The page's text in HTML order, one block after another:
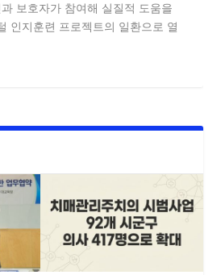
보호자가 참여해 실질적 도움을
인지훈련 프로젝트의 일환으로 열